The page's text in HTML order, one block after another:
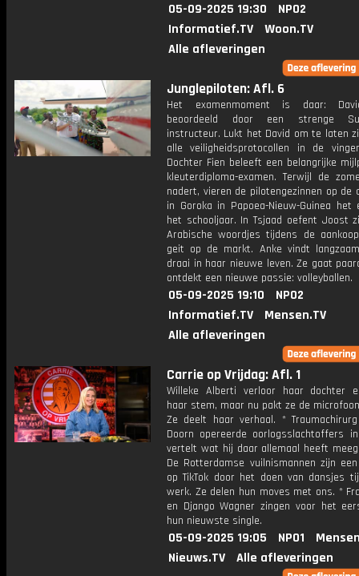
05-09-2025 19:30
NPO2
Informatief.TV
Woon.TV
Alle afleveringen
Junglepiloten: Afl. 6
Het examenmoment is daar:
beoordeeld door een strenge
instructeur. Lukt het David om te laten
alle veiligheidsprotocollen in de
Dochter Fien beleeft een belangrijke
kleuterdiploma-examen. Terwijl de
nadert, vieren de pilotengezinnen op de
in Goroka in Papoea-Nieuw-Guinea het
het schooljaar. In Tsjaad oefent Joost
Arabische woordjes tijdens de
geit op de markt. Anke vindt
draai in haar nieuwe leven. Ze gaat
ontdekt een nieuwe passie: volleyballen.
05-09-2025 19:10
NPO2
Informatief.TV
Mensen.TV
Alle afleveringen
Carrie op Vrijdag: Afl. 1
Willeke Alberti verloor haar dochter
haar stem, maar nu pakt ze de
Ze deelt haar verhaal. *
Doorn opereerde oorlogsslachtoffers
vertelt wat hij daar allemaal heeft
De Rotterdamse vuilnismannen zijn
op TikTok door het doen van dansjes
werk. Ze delen hun moves met ons. *
en Django Wagner zingen voor het
hun nieuwste single.
05-09-2025 19:05 NPO1
Nieuws.TV
Alle afleveringen